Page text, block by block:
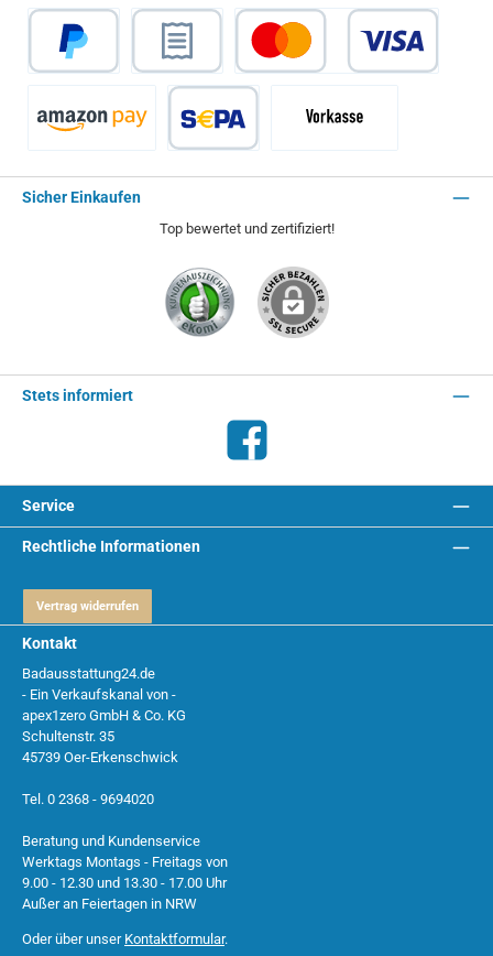
Rechnungskauf
Sicher Einkaufen
Top bewertet und zertifiziert!
Stets informiert
Facebook
Kontakt
Badausstattung24.de
- Ein Verkaufskanal von -
apex1zero GmbH & Co. KG
Schultenstr. 35
45739 Oer-Erkenschwick
Tel. 0 2368 - 9694020
Beratung und Kundenservice
Werktags Montags - Freitags von
9.00 - 12.30 und 13.30 - 17.00 Uhr
Außer an Feiertagen in NRW
Oder über unser Kontaktformular.
Service
Rechtliche Informationen
Vertrag widerrufen